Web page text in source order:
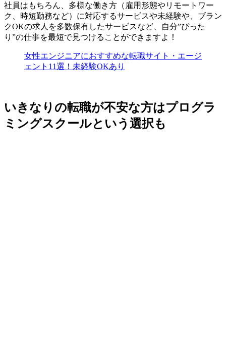
社員はもちろん、多様な働き方（雇用形態やリモートワー
ク、時短勤務など）に対応するサービスや未経験や、ブラン
クOKの求人を多数保有したサービスなど、自分”ぴった
り”の仕事を最短で見つけることができますよ！
女性エンジニアにおすすめな転職サイト・エージ
ェント11選！未経験OKあり
いきなりの転職が不安な方はプログラ
ミングスクールという選択も